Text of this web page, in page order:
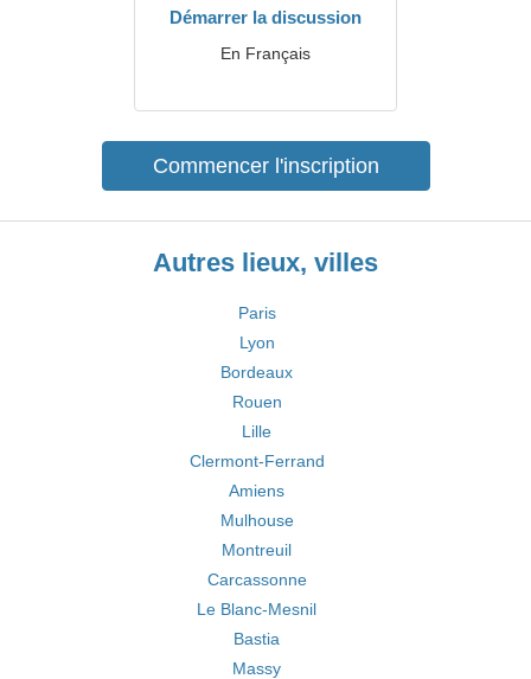
Démarrer la discussion
En Français
Commencer l'inscription
Autres lieux, villes
Paris
Lyon
Bordeaux
Rouen
Lille
Clermont-Ferrand
Amiens
Mulhouse
Montreuil
Carcassonne
Le Blanc-Mesnil
Bastia
Massy